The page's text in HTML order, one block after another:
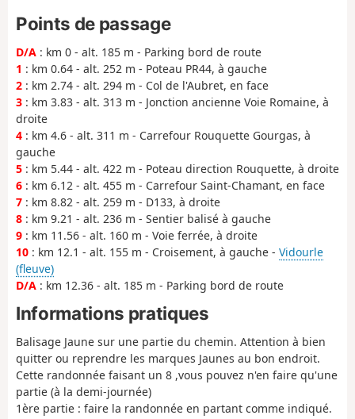
Points de passage
D/A : km 0 - alt. 185 m - Parking bord de route
1 : km 0.64 - alt. 252 m - Poteau PR44, à gauche
2 : km 2.74 - alt. 294 m - Col de l'Aubret, en face
3 : km 3.83 - alt. 313 m - Jonction ancienne Voie Romaine, à
droite
4 : km 4.6 - alt. 311 m - Carrefour Rouquette Gourgas, à
gauche
5 : km 5.44 - alt. 422 m - Poteau direction Rouquette, à droite
6 : km 6.12 - alt. 455 m - Carrefour Saint-Chamant, en face
7 : km 8.82 - alt. 259 m - D133, à droite
8 : km 9.21 - alt. 236 m - Sentier balisé à gauche
9 : km 11.56 - alt. 160 m - Voie ferrée, à droite
10 : km 12.1 - alt. 155 m - Croisement, à gauche - Vidourle
(fleuve)
D/A : km 12.36 - alt. 185 m - Parking bord de route
Informations pratiques
Balisage Jaune sur une partie du chemin. Attention à bien
quitter ou reprendre les marques Jaunes au bon endroit.
Cette randonnée faisant un 8 ,vous pouvez n'en faire qu'une
partie (à la demi-journée)
1ère partie : faire la randonnée en partant comme indiqué.